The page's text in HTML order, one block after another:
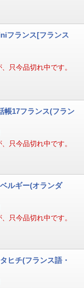
フランス[フランス
只今品切れ中です。
帳17フランス(フラン
只今品切れ中です。
ルギー(オランダ
只今品切れ中です。
ヒチ(フランス語・